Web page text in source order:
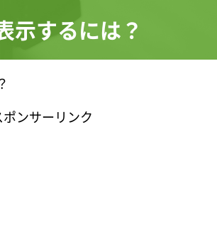
するには？
ポンサーリンク